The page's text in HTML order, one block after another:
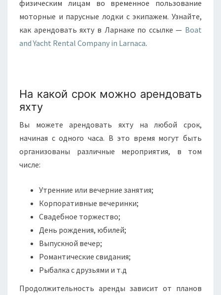
физическим лицам во временное пользование
моторные и парусные лодки с экипажем. Узнайте,
как арендовать яхту в Ларнаке по ссылке — Boat
and Yacht Rental Company in Larnaca.
На какой срок можно арендовать
яхту
Вы можете арендовать яхту на любой срок,
начиная с одного часа. В это время могут быть
организованы различные мероприятия, в том
числе:
Утренние или вечерние занятия;
Корпоративные вечеринки;
Свадебное торжество;
День рождения, юбилей;
Выпускной вечер;
Романтические свидания;
Рыбалка с друзьями и т.д
Продолжительность аренды зависит от планов